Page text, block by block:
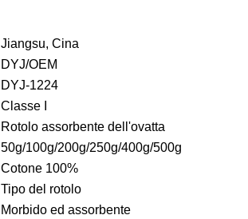
Jiangsu, Cina
DYJ/OEM
DYJ-1224
Classe I
Rotolo assorbente dell'ovatta
50g/100g/200g/250g/400g/500g
Cotone 100%
Tipo del rotolo
Morbido ed assorbente